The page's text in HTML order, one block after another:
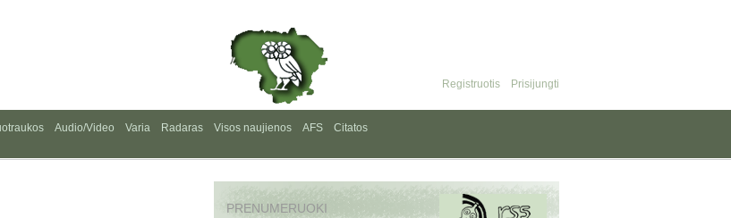
Prisijungti
Registruotis
Audio/Video Varia Radaras Visos naujienos AFS
Citatos
PRENUMERUOKI